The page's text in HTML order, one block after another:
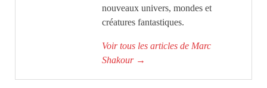
nouveaux univers, mondes et
créatures fantastiques.
Voir tous les articles de Marc
Shakour →